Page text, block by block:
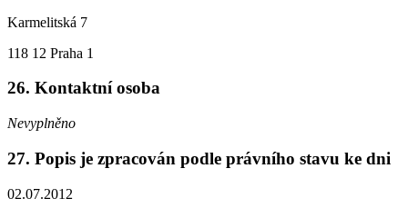
Karmelitská 7
118 12 Praha 1
26. Kontaktní osoba
Nevyplněno
27. Popis je zpracován podle právního stavu ke dni
02.07.2012